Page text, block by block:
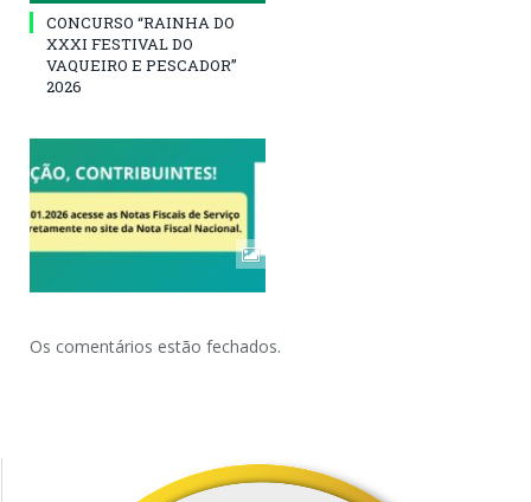
CONCURSO “RAINHA DO
XXXI FESTIVAL DO
VAQUEIRO E PESCADOR”
2026
Os comentários estão fechados.